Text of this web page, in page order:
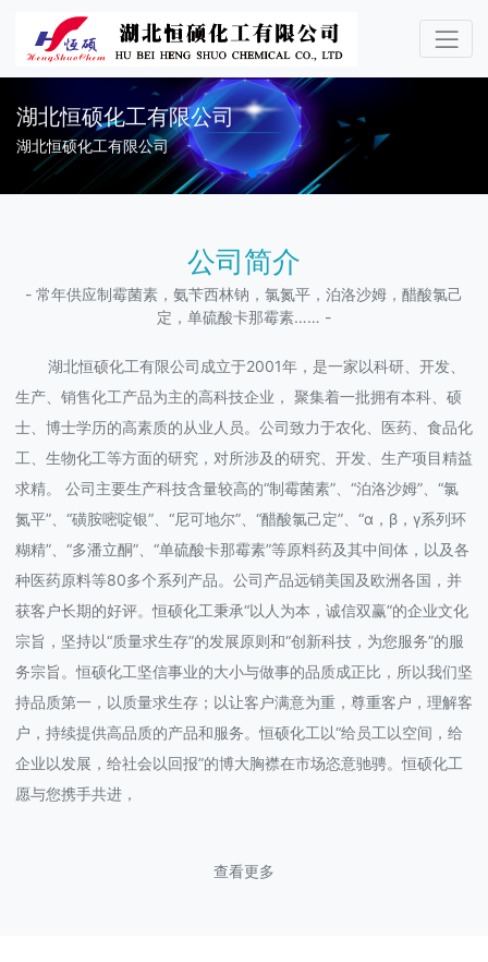
湖北恒硕化工有限公司
湖北恒硕化工有限公司
公司简介
- 常年供应制霉菌素，氨苄西林钠，氯氮平，泊洛沙姆，醋酸氯己
定，单硫酸卡那霉素…… -
湖北恒硕化工有限公司成立于2001年，是一家以科研、开发、
生产、销售化工产品为主的高科技企业， 聚集着一批拥有本科、硕
士、博士学历的高素质的从业人员。公司致力于农化、医药、食品化
工、生物化工等方面的研究，对所涉及的研究、开发、生产项目精益
求精。 公司主要生产科技含量较高的“制霉菌素”、“泊洛沙姆”、“氯
氮平”、“磺胺嘧啶银”、“尼可地尔”、“醋酸氯己定”、“α，β，γ系列环
糊精”、“多潘立酮”、“单硫酸卡那霉素”等原料药及其中间体，以及各
种医药原料等80多个系列产品。公司产品远销美国及欧洲各国，并
获客户长期的好评。恒硕化工秉承“以人为本，诚信双赢”的企业文化
宗旨，坚持以“质量求生存”的发展原则和“创新科技，为您服务”的服
务宗旨。恒硕化工坚信事业的大小与做事的品质成正比，所以我们坚
持品质第一，以质量求生存；以让客户满意为重，尊重客户，理解客
户，持续提供高品质的产品和服务。恒硕化工以“给员工以空间，给
企业以发展，给社会以回报”的博大胸襟在市场恣意驰骋。恒硕化工
愿与您携手共进，
查看更多